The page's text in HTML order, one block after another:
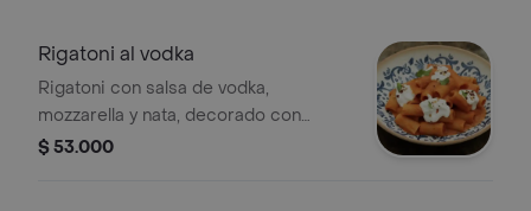
Rigatoni al vodka
Rigatoni con salsa de vodka,
mozzarella y nata, decorado con
albahaca y hojuelas de chile.
$ 53.000